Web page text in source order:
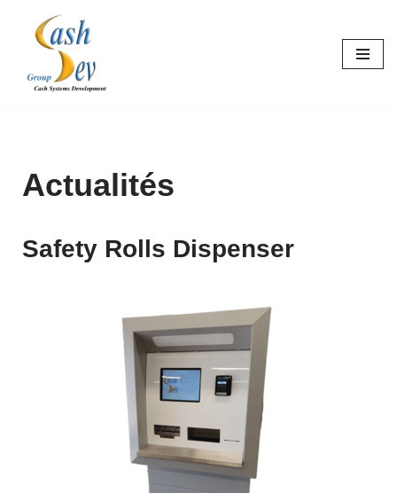
Aller
contenu
Actualités
Safety Rolls Dispenser